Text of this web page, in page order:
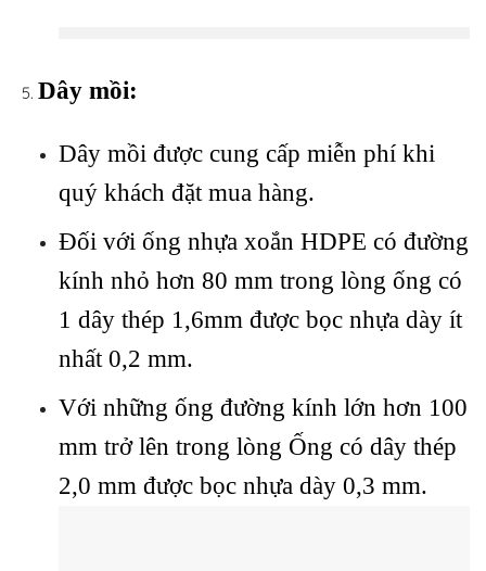
Dây mồi:
Dây mồi được cung cấp miễn phí khi
quý khách đặt mua hàng.
Đối với ống nhựa xoắn HDPE có đường
kính nhỏ hơn 80 mm trong lòng ống có
1 dây thép 1,6mm được bọc nhựa dày ít
nhất 0,2 mm.
Với những ống đường kính lớn hơn 100
mm trở lên trong lòng Ống có dây thép
2,0 mm được bọc nhựa dày 0,3 mm.